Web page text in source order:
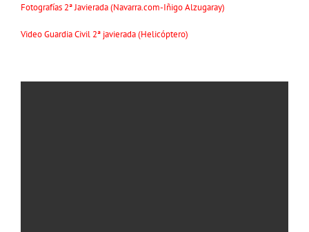
Fotografías 2ª Javierada (Navarra.com-Iñigo Alzugaray)
Video Guardia Civil 2ª javierada (Helicóptero)